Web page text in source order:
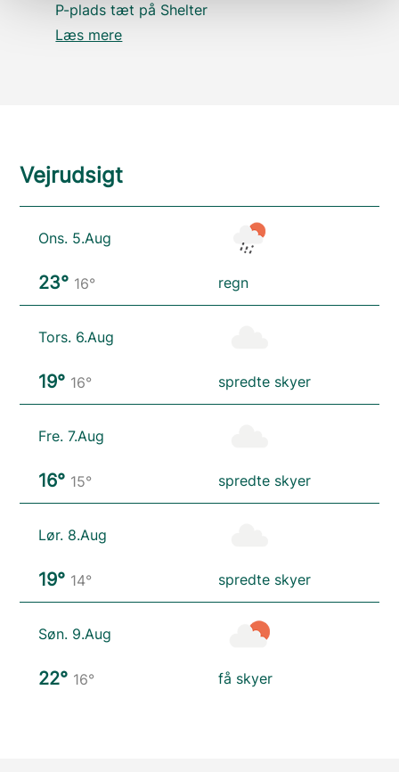
P-plads tæt på Shelter
Læs mere
Vejrudsigt
Ons. 5.Aug
23° 16° regn
Tors. 6.Aug
19° 16° spredte skyer
Fre. 7.Aug
16° 15° spredte skyer
Lør. 8.Aug
19° 14° spredte skyer
Søn. 9.Aug
22° 16° få skyer